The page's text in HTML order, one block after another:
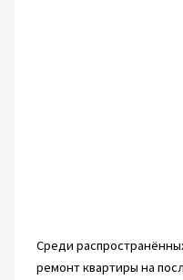
Среди
ремонт квартиры на